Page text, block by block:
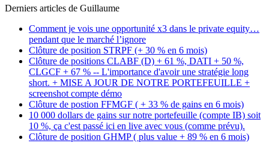
Derniers articles de Guillaume
Comment je vois une opportunité x3 dans le private equity…
pendant que le marché l’ignore
Clôture de position STRPF (+ 30 % en 6 mois)
Clôture de positions CLABF (D) + 61 %, DATI + 50 %,
CLGCF + 67 % -- L'importance d'avoir une stratégie long
short. + MISE A JOUR DE NOTRE PORTEFEUILLE +
screenshot compte démo
Clôture de postion FFMGF ( + 33 % de gains en 6 mois)
10 000 dollars de gains sur notre portefeuille (compte IB) soit
10 %, ça c'est passé ici en live avec vous (comme prévu).
Clôture de position GHMP ( plus value + 89 % en 6 mois)